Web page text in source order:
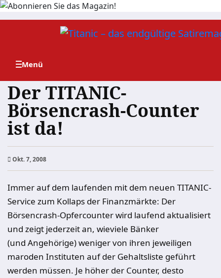
Zum
Der TITANIC-
Börsencrash-Counter
ist da!
Okt. 7, 2008
Immer auf dem laufenden mit dem neuen TITANIC-
Service zum Kollaps der Finanzmärkte: Der
Börsencrash-Opfercounter wird laufend aktualisiert
und zeigt jederzeit an, wieviele Bänker
(und Angehörige) weniger von ihren jeweiligen
maroden Instituten auf der Gehaltsliste geführt
werden müssen. Je höher der Counter, desto